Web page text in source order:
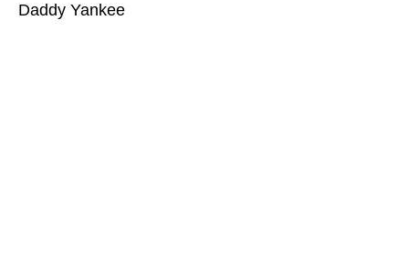
Daddy Yankee